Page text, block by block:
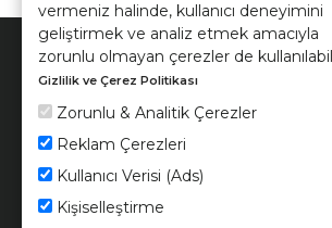
vermeniz halinde, kullanıcı deneyimini
geliştirmek ve analiz etmek amacıyla
zorunlu olmayan çerezler de
Gizlilik ve Çerez Politikası
Zorunlu & Analitik Çerezler
Reklam Çerezleri
Kullanıcı Verisi (Ads)
Kişiselleştirme
Kvkk ve Çerez